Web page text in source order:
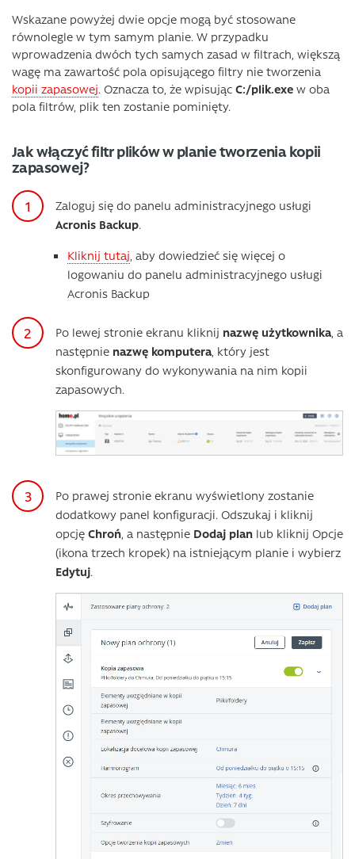
Wskazane powyżej dwie opcje mogą być stosowane
równolegle w tym samym planie. W przypadku
wprowadzenia dwóch tych samych zasad w filtrach, większą
wagę ma zawartość pola opisującego filtry nie tworzenia
kopii zapasowej. Oznacza to, że wpisując C:/plik.exe w oba
pola filtrów, plik ten zostanie pominięty.
Jak włączyć filtr plików w planie tworzenia kopii
zapasowej?
Zaloguj się do panelu administracyjnego usługi
Acronis Backup.
Kliknij tutaj, aby dowiedzieć się więcej o
logowaniu do panelu administracyjnego usługi
Acronis Backup
Po lewej stronie ekranu kliknij nazwę użytkownika, a
następnie nazwę komputera, który jest
skonfigurowany do wykonywania na nim kopii
zapasowych.
Po prawej stronie ekranu wyświetlony zostanie
dodatkowy panel konfiguracji. Odszukaj i kliknij
opcję Chroń, a następnie Dodaj plan lub kliknij Opcje
(ikona trzech kropek) na istniejącym planie i wybierz
Edytuj.